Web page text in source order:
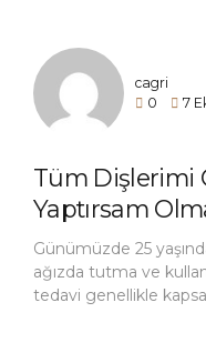
süre dayanır.
cagri
0
7
Tüm Dişlerimi
Yaptırsam
Dümdüz
Günümüzde 25
ağızda tutma ve kullanma potansiyeli vardır. Ortodontik
tedavi genellikle